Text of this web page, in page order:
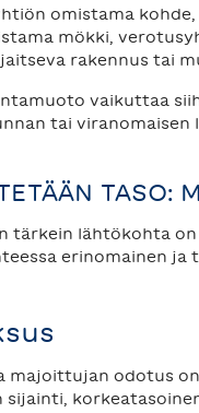
omistama
mökki,
rakennus tai
vaikuttaa
tai viranomaisen
TASO:
tärkein lähtökohta
erinomainen ja
majoittujan odotus
sijainti,